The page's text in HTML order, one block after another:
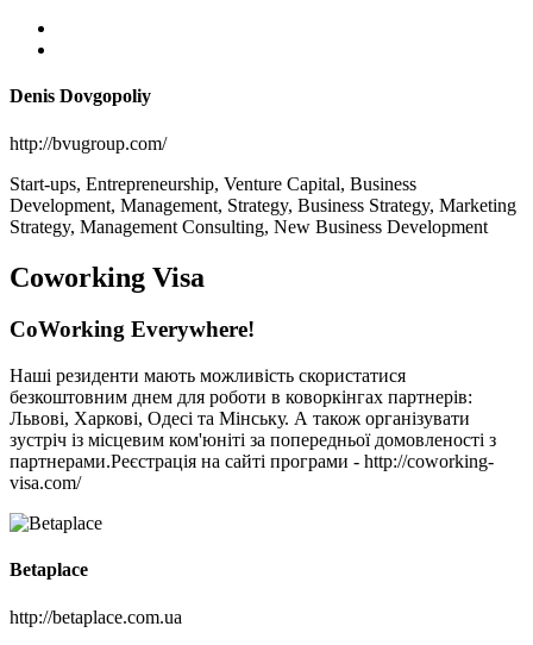
Denis Dovgopoliy
http://bvugroup.com/
Start-ups, Entrepreneurship, Venture Capital, Business
Development, Management, Strategy, Business Strategy, Marketing
Strategy, Management Consulting, New Business Development
Coworking Visa
CoWorking Everywhere!
Наші резиденти мають можливість скористатися
безкоштовним днем для роботи в коворкінгах партнерів:
Львові, Харкові, Одесі та Мінську. А також організувати
зустріч із місцевим ком'юніті за попередньої домовленості з
партнерами.Реєстрація на сайті програми - http://coworking-
visa.com/
Betaplace
http://betaplace.com.ua